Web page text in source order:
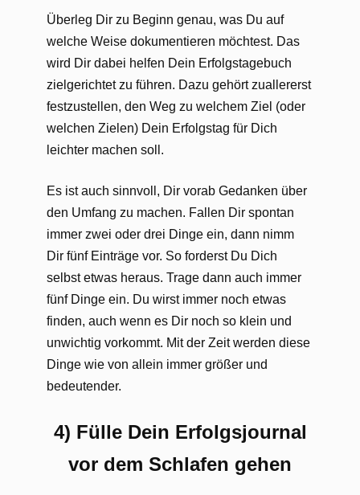
Überleg Dir zu Beginn genau, was Du auf
welche Weise dokumentieren möchtest. Das
wird Dir dabei helfen Dein Erfolgstagebuch
zielgerichtet zu führen. Dazu gehört zuallererst
festzustellen, den Weg zu welchem Ziel (oder
welchen Zielen) Dein Erfolgstag für Dich
leichter machen soll.
Es ist auch sinnvoll, Dir vorab Gedanken über
den Umfang zu machen. Fallen Dir spontan
immer zwei oder drei Dinge ein, dann nimm
Dir fünf Einträge vor. So forderst Du Dich
selbst etwas heraus. Trage dann auch immer
fünf Dinge ein. Du wirst immer noch etwas
finden, auch wenn es Dir noch so klein und
unwichtig vorkommt. Mit der Zeit werden diese
Dinge wie von allein immer größer und
bedeutender.
4) Fülle Dein Erfolgsjournal
vor dem Schlafen gehen